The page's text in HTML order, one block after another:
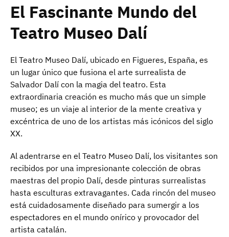
El Fascinante Mundo del
Teatro Museo Dalí
El Teatro Museo Dalí, ubicado en Figueres, España, es
un lugar único que fusiona el arte surrealista de
Salvador Dalí con la magia del teatro. Esta
extraordinaria creación es mucho más que un simple
museo; es un viaje al interior de la mente creativa y
excéntrica de uno de los artistas más icónicos del siglo
XX.
Al adentrarse en el Teatro Museo Dalí, los visitantes son
recibidos por una impresionante colección de obras
maestras del propio Dalí, desde pinturas surrealistas
hasta esculturas extravagantes. Cada rincón del museo
está cuidadosamente diseñado para sumergir a los
espectadores en el mundo onírico y provocador del
artista catalán.